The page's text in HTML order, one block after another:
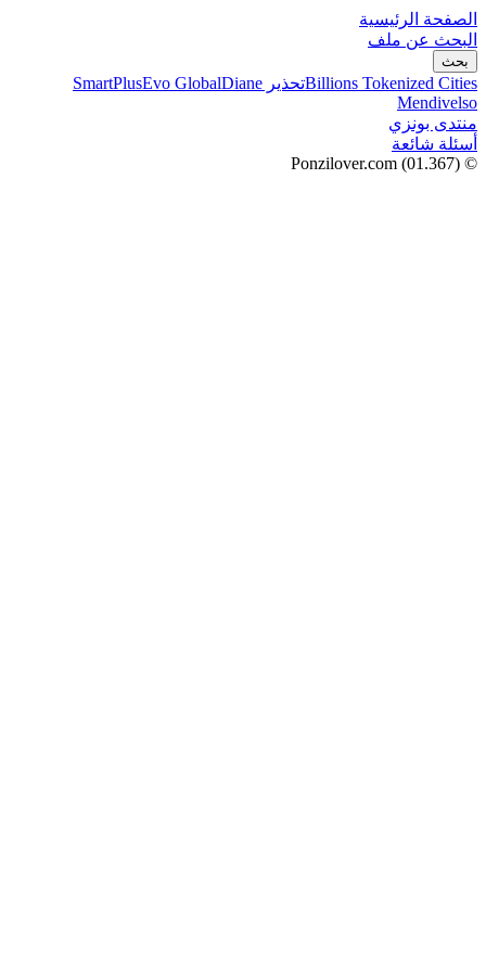
الصفحة الرئيسية
البحث عن ملف
بحث
Billions Tokenized Citiesتحذير SmartPlus Evo GlobalDiane
Mendivelso
منتدى بونزي
أسئلة شائعة
© Ponzilover.com
(01.367)